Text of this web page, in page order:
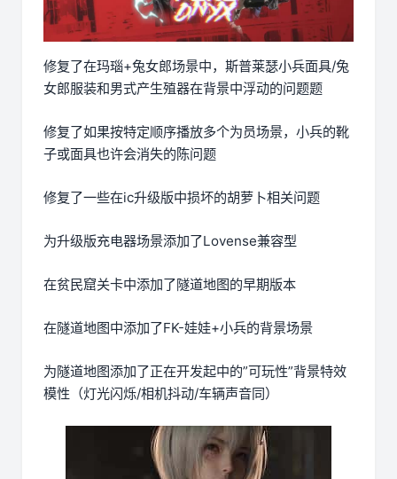
修复了在玛瑙+兔女郎场景中，斯普莱瑟小兵面具/兔
女郎服装和男式产生殖器在背景中浮动的问题题
修复了如果按特定顺序播放多个为员场景，小兵的靴
子或面具也许会消失的陈问题
修复了一些在ic升级版中损坏的胡萝卜相关问题
为升级版充电器场景添加了Lovense兼容型
在贫民窟关卡中添加了隧道地图的早期版本
在隧道地图中添加了FK-娃娃+小兵的背景场景
为隧道地图添加了正在开发起中的”可玩性”背景特效
模性（灯光闪烁/相机抖动/车辆声音同）